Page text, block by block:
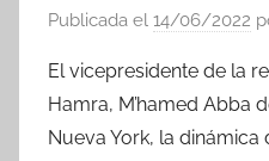
Publicada el 14/06/2022
El vicepresidente de la
Hamra, M’hamed Abba
Nueva York, la